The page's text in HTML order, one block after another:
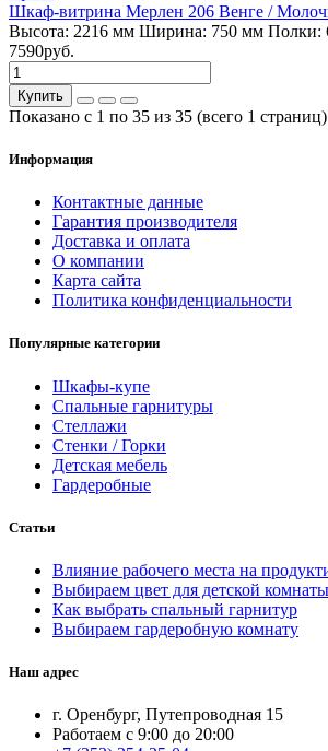
Шкаф-витрина Мерлен 206 Венге /
Высота: 2216 мм Ширина: 750 мм Полки:
7590руб.
Купить
Показано с 1 по 35 из 35 (всего 1 страниц)
Информация
Контактные данные
Гарантия производителя
Доставка и оплата
О компании
Карта сайта
Политика конфиденциальности
Популярные категории
Шкафы-купе
Спальные гарнитуры
Стеллажи
Стенки / Горки
Детская мебель
Гардеробные
Статьи
Влияние рабочего места на
Выбираем цвет для детской
Как выбрать спальный гарнитур
Выбираем гардеробную комнату
Наш адрес
г. Оренбург, Путепроводная 15
Работаем с 9:00 до 20:00